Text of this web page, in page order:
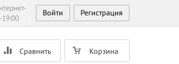
19:00
Войти Регистрация
Сравнить Корзина